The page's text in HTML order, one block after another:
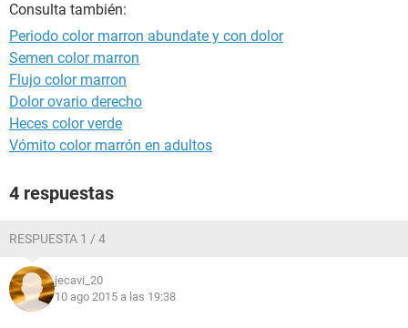
Consulta también:
Periodo color marron abundate y con dolor
Semen color marron
Flujo color marron
Dolor ovario derecho
Heces color verde
Vómito color marrón en adultos
4 respuestas
RESPUESTA 1 / 4
jecavi_20
10 ago 2015 a las 19:38